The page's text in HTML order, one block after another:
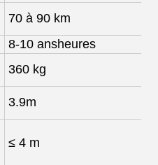
70 à 90 km
8-10 ansheures
360 kg
3.9m
≤ 4 m